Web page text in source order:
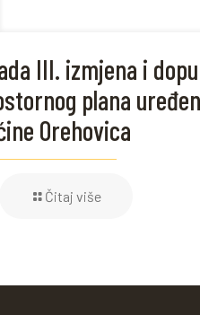
III. izmjena i
plana
Orehovica
Čitaj više